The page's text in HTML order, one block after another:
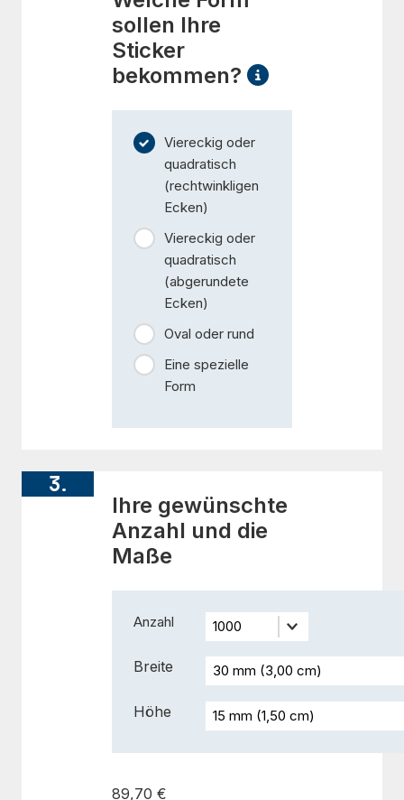
sollen Ihre
Sticker
bekommen?
Viereckig oder
quadratisch
(rechtwinkligen
Ecken)
Viereckig oder
quadratisch
(abgerundete
Ecken)
Oval oder rund
Eine spezielle
Form
3.
Ihre gewünschte
Anzahl und die
Maße
Anzahl
Breite
Höhe
89,70 €